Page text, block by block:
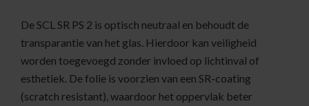
De SCL SR PS 2 is optisch neutraal en behoudt de
transparantie van het glas. Hierdoor kan veiligheid
worden toegevoegd zonder invloed op lichtinval of
esthetiek. De folie is voorzien van een SR-coating
(scratch resistant), waardoor het oppervlak beter